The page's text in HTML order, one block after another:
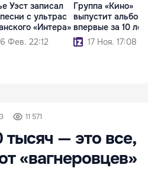
Уэст записал
с ультрас
«Интера»
Фев. 22:12
Группа «Кино»
выпустит альбом
впервые за 10 лет
17 Ноя. 17:08
11 571
тысяч — это все,
«вагнеровцев»